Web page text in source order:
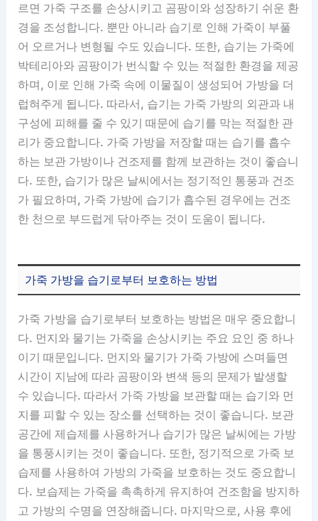
르면 가죽 구조를 손상시키고 곰팡이와 성장하기 쉬운 환
경을 조성합니다. 뿐만 아니라 습기로 인해 가죽이 부풀
어 오르거나 변형될 수도 있습니다. 또한, 습기는 가죽에
박테리아와 곰팡이가 번식할 수 있는 적절한 환경을 제공
하며, 이로 인해 가죽 속에 이물질이 생성되어 가방을 더
럽혀주게 됩니다. 따라서, 습기는 가죽 가방의 외관과 내
구성에 피해를 줄 수 있기 때문에 습기를 막는 적절한 관
리가 중요합니다. 가죽 가방을 저장할 때는 습기를 흡수
하는 보관 가방이나 건조제를 함께 보관하는 것이 좋습니
다. 또한, 습기가 많은 날씨에서는 정기적인 통풍과 건조
가 필요하며, 가죽 가방에 습기가 흡수된 경우에는 건조
한 천으로 부드럽게 닦아주는 것이 도움이 됩니다.
가죽 가방을 습기로부터 보호하는 방법
가죽 가방을 습기로부터 보호하는 방법은 매우 중요합니
다. 먼지와 물기는 가죽을 손상시키는 주요 요인 중 하나
이기 때문입니다. 먼지와 물기가 가죽 가방에 스며들면
시간이 지남에 따라 곰팡이와 변색 등의 문제가 발생할
수 있습니다. 따라서 가죽 가방을 보관할 때는 습기와 먼
지를 피할 수 있는 장소를 선택하는 것이 좋습니다. 보관
공간에 제습제를 사용하거나 습기가 많은 날씨에는 가방
을 통풍시키는 것이 좋습니다. 또한, 정기적으로 가죽 보
습제를 사용하여 가방의 가죽을 보호하는 것도 중요합니
다. 보습제는 가죽을 촉촉하게 유지하여 건조함을 방지하
고 가방의 수명을 연장해줍니다. 마지막으로, 사용 후에